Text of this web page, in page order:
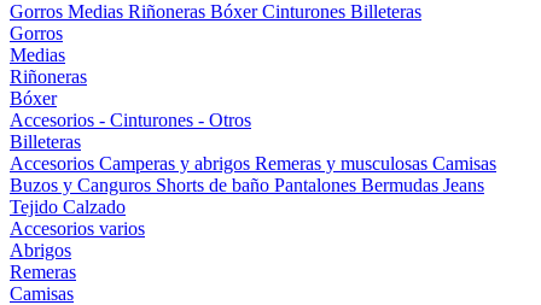
Gorros Medias Riñoneras BóxerCinturones Billeteras
Gorros
Medias
Riñoneras
Bóxer
Accesorios - Cinturones - Otros
Billeteras
Accesorios Camperas y abrigos Remeras y musculosas Camisas
Buzos y Canguros Shorts de baño Pantalones Bermudas Jeans
Tejido Calzado
Accesorios varios
Abrigos
Remeras
Camisas